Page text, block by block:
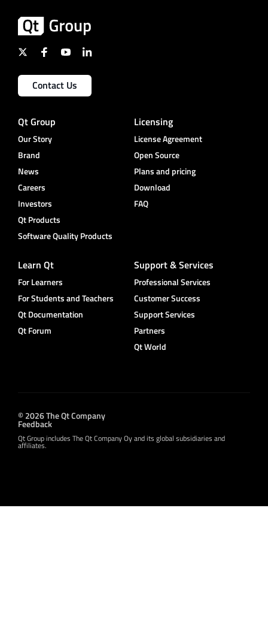
Contact Us
Qt Group
Our Story
Brand
News
Careers
Investors
Qt Products
Software Quality Products
Licensing
License Agreement
Open Source
Plans and pricing
Download
FAQ
Learn Qt
For Learners
For Students and Teachers
Qt Documentation
Qt Forum
Support & Services
Professional Services
Customer Success
Support Services
Partners
Qt World
© 2026 The Qt Company
Feedback
Qt Group includes The Qt Company Oy and its global subsidiaries and
affiliates.